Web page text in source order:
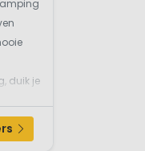
duik je
Deze